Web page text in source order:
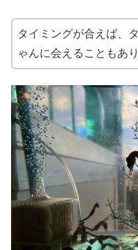
タイミングが合えば、
ゃんに会えることもあ